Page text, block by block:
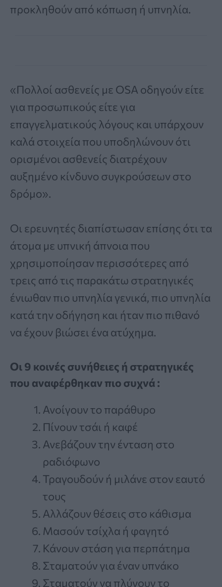
προκληθούν από κόπωση ή υπνηλία.
«Πολλοί ασθενείς με OSA οδηγούν είτε
για προσωπικούς είτε για
επαγγελματικούς λόγους και υπάρχουν
καλά στοιχεία που υποδηλώνουν ότι
ορισμένοι ασθενείς διατρέχουν
αυξημένο κίνδυνο συγκρούσεων στο
δρόμο».
Οι ερευνητές διαπίστωσαν επίσης ότι τα
άτομα με υπνική άπνοια που
χρησιμοποίησαν περισσότερες από
τρεις από τις παρακάτω στρατηγικές
ένιωθαν πιο υπνηλία γενικά, πιο υπνηλία
κατά την οδήγηση και ήταν πιο πιθανό
να έχουν βιώσει ένα ατύχημα.
Οι 9 κοινές συνήθειες ή στρατηγικές
που αναφέρθηκαν πιο συχνά :
Ανοίγουν το παράθυρο
Πίνουν τσάι ή καφέ
Ανεβάζουν την ένταση στο
ραδιόφωνο
Τραγουδούν ή μιλάνε στον εαυτό
τους
Αλλάζουν θέσεις στο κάθισμα
Μασούν τσίχλα ή φαγητό
Κάνουν στάση για περπάτημα
Σταματούν για έναν υπνάκο
Σταματούν να πλύνουν το